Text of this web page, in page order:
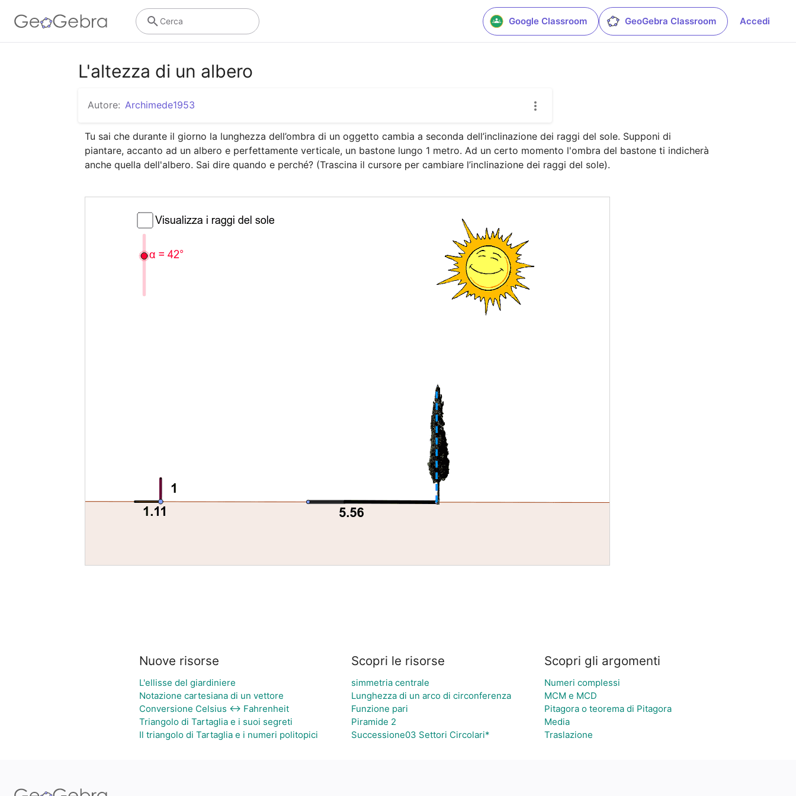
Google Classroom GeoGebra Classroom Accedi
Cerca
L'altezza di un albero
Autore: Archimede1953
Tu sai che durante il giorno la lunghezza dell’ombra di un oggetto cambia a seconda dell’inclinazione dei raggi del sole. Supponi di
piantare, accanto ad un albero e perfettamente verticale, un bastone lungo 1 metro. Ad un certo momento l'ombra del bastone ti indicherà
anche quella dell'albero. Sai dire quando e perché? (Trascina il cursore per cambiare l’inclinazione dei raggi del sole).
Nuove risorse
L'ellisse del giardiniere
Notazione cartesiana di un vettore
Conversione Celsius ↔ Fahrenheit
Triangolo di Tartaglia e i suoi segreti
Il triangolo di Tartaglia e i numeri politopici
Scopri le risorse
simmetria centrale
Lunghezza di un arco di circonferenza
Funzione pari
Piramide 2
Successione03 Settori Circolari*
Scopri gli argomenti
Numeri complessi
MCM e MCD
Pitagora o teorema di Pitagora
Media
Traslazione